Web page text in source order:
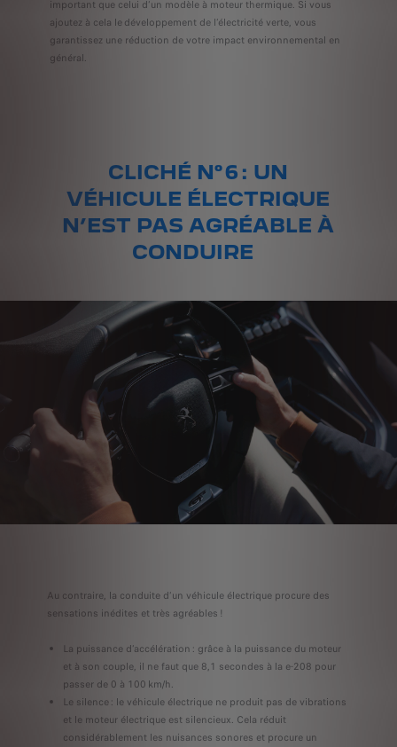
important que celui d’un modèle à moteur thermique. Si vous
ajoutez à cela le développement de l’électricité verte, vous
garantissez une réduction de votre impact environnemental en
général.
CLICHÉ N° 6 : UN
VÉHICULE ÉLECTRIQUE
N’EST PAS AGRÉABLE À
CONDUIRE
Au contraire, la conduite d’un véhicule électrique procure des
sensations inédites et très agréables !
La puissance d’accélération : grâce à la puissance du moteur
et à son couple, il ne faut que 8,1 secondes à la e-208 pour
passer de 0 à 100 km/h.
Le silence : le véhicule électrique ne produit pas de vibrations
et le moteur électrique est silencieux. Cela réduit
considérablement les nuisances sonores et procure un